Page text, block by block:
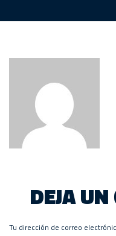
DEJA
Tu dirección de correo